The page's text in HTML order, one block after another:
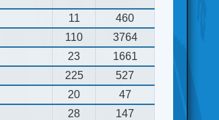
11
460
110
3764
23
1661
225
527
20
47
28
147